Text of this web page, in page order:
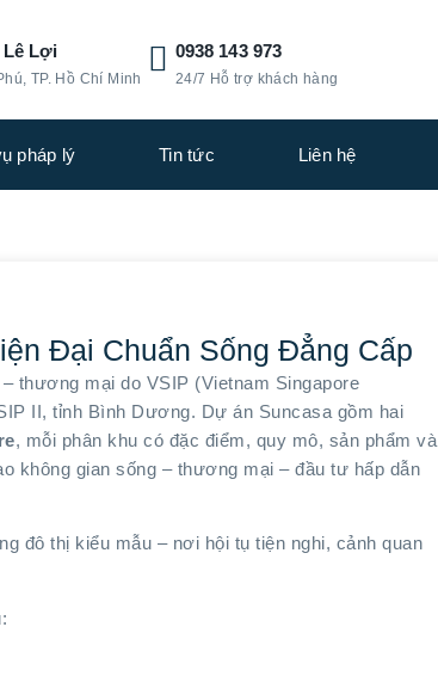
Lợi
TP. Hồ Chí Minh
0938 143 973
24/7 Hỗ trợ khách hàng
pháp lý Tin tức Liên hệ
Đại Chuẩn Sống Đẳng Cấp
thương mại do VSIP (Vietnam Singapore
II, tỉnh Bình Dương. Dự án Suncasa gồm hai
, mỗi phân khu có đặc điểm, quy mô, sản phẩm và
không gian sống – thương mại – đầu tư hấp dẫn
đô thị kiểu mẫu – nơi hội tụ tiện nghi, cảnh quan